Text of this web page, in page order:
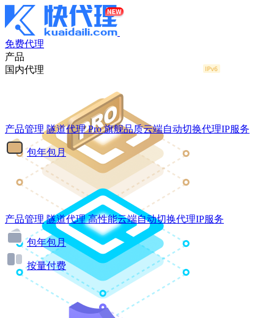
免费代理
产品
国内代理
产品管理 隧道代理Pro 旗舰品质云端自动切换代理IP服务
包年包月
产品管理 隧道代理 高性能云端自动切换代理IP服务
包年包月
按量付费